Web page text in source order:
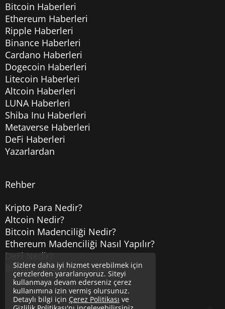
Bitcoin Haberleri
Ethereum Haberleri
Ripple Haberleri
Binance Haberleri
Cardano Haberleri
Dogecoin Haberleri
Litecoin Haberleri
Altcoin Haberleri
LUNA Haberleri
Shiba Inu Haberleri
Metaverse Haberleri
DeFi Haberleri
Yazarlardan
Rehber
Kripto Para Nedir?
Altcoin Nedir?
Bitcoin Madenciliği Nedir?
Ethereum Madenciliği Nasıl Yapılır?
DeFi Nedir?
Bitcoin Hesabı Nasıl Açılır?
Sizlere daha iyi hizmet verebilmek için
çerezlerden yararlanıyoruz. Siteyi
kullanmaya devam ederseniz çerez
kullanımına izin vermiş olursunuz.
Detaylı bilgi için Çerez Politikası ve